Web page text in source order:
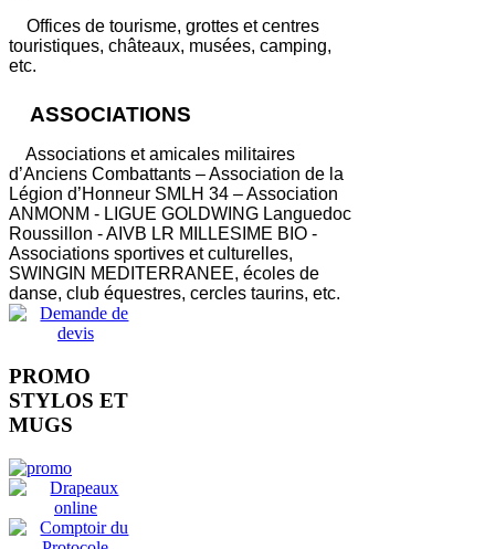
Offices de tourisme, grottes et centres
touristiques, châteaux, musées, camping,
etc.
ASSOCIATIONS
Associations et amicales militaires
d’Anciens Combattants – Association de la
Légion d’Honneur SMLH 34 – Association
ANMONM - LIGUE GOLDWING Languedoc
Roussillon - AIVB LR MILLESIME BIO -
Associations sportives et culturelles,
SWINGIN MEDITERRANEE, écoles de
danse, club équestres, cercles taurins, etc.
PROMO
STYLOS ET
MUGS